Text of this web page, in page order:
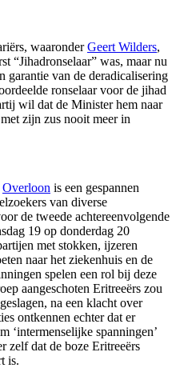
waaronderGeert Wilders,
“Jihadronselaar” was, maar nu
garantie van de deradicalisering
ronselaar voor de jihad
wil dat de Minister hem naar
zijn zus nooit meer in
Overloon is een gespannen
van diverse
de tweede achtereenvolgende
19 op donderdag 20
met stokken, ijzeren
naar het ziekenhuis en de
spelen een rol bij deze
aangeschoten Eritreeërs zou
na een klacht over
ontkennen echter dat er
‘intermenselijke spanningen’
zelf dat de boze Eritreeërs
is.